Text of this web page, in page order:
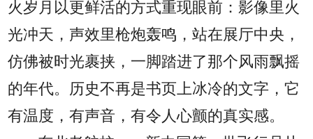
火岁月以更鲜活的方式重现眼前：影像里火
光冲天，声效里枪炮轰鸣，站在展厅中央，
仿佛被时光裹挟，一脚踏进了那个风雨飘摇
的年代。历史不再是书页上冰冷的文字，它
有温度，有声音，有令人心颤的真实感。